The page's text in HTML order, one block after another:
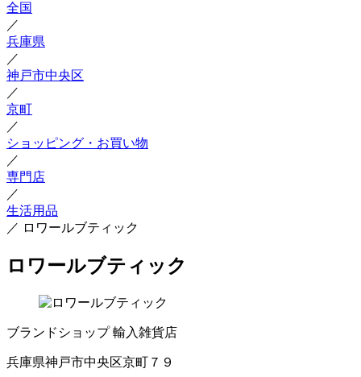
全国
／
兵庫県
／
神戸市中央区
／
京町
／
ショッピング・お買い物
／
専門店
／
生活用品
／ ロワールブティック
ロワールブティック
ブランドショップ 輸入雑貨店
兵庫県神戸市中央区京町７９